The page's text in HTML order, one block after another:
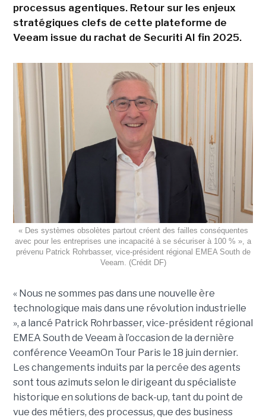
processus agentiques. Retour sur les enjeux
stratégiques clefs de cette plateforme de
Veeam issue du rachat de Securiti AI fin 2025.
« Des systèmes obsolètes partout créent des failles conséquentes
avec pour les entreprises une incapacité à se sécuriser à 100 % », a
prévenu Patrick Rohrbasser, vice-président régional EMEA South de
Veeam. (Crédit DF)
« Nous ne sommes pas dans une nouvelle ère
technologique mais dans une révolution industrielle
», a lancé Patrick Rohrbasser, vice-président régional
EMEA South de Veeam à l’occasion de la dernière
conférence VeeamOn Tour Paris le 18 juin dernier.
Les changements induits par la percée des agents
sont tous azimuts selon le dirigeant du spécialiste
historique en solutions de back-up, tant du point de
vue des métiers, des processus, que des business